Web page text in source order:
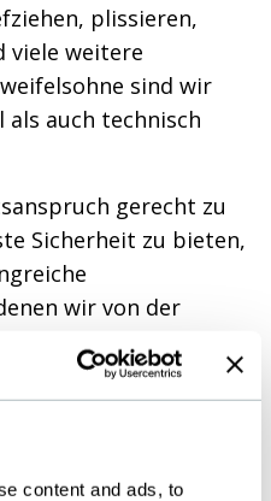
content and ads, to
plissieren,
viele weitere
sind wir
auch technisch
gerecht zu
Sicherheit zu bieten,
wir von der
Kontrolle selbst bei
gesamte Spektrum
wir zu jeder Charge
aus.